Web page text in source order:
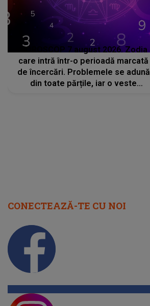
HOROSCOP 7 august 2026. Zodia
care intră într-o perioadă marcată
de încercări. Problemele se adună
din toate părțile, iar o veste
CONECTEAZĂ-TE CU NOI